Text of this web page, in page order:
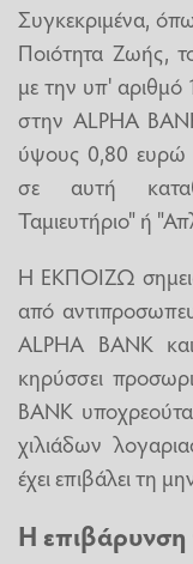
Συγκεκριμένα,
Ποιότητα Ζωής,
με την υπ'
στην ALPHA
ύψους 0,80 ευρώ
σε αυτή
Ταμιευτήριο" ή
Η ΕΚΠΟΙΖΩ
από
ALPHA BANK
κηρύσσει
BANK
χιλιάδων
έχει επιβάλει τη
Η